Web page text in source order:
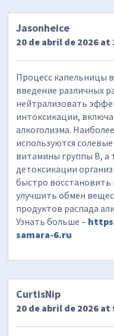
Jasonheice
20 de abril de 2026 at
Процесс капельницы
введение различных
нейтрализовать
интоксикации,
алкоголизма.
используются
витамины группы B, а
детоксикации
быстро
улучшить обмен
продуктов распада
Узнать больше –
samara-6.ru
CurtisNip
20 de abril de 2026 at